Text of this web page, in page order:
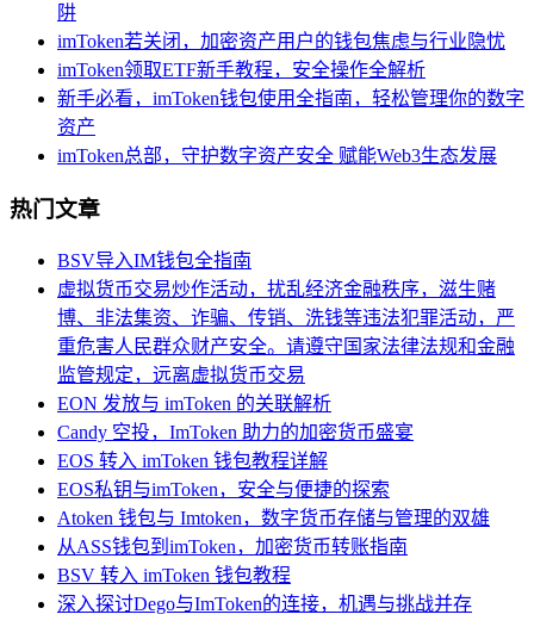
阱
imToken若关闭，加密资产用户的钱包焦虑与行业隐忧
imToken领取ETF新手教程，安全操作全解析
新手必看，imToken钱包使用全指南，轻松管理你的数字
资产
imToken总部，守护数字资产安全 赋能Web3生态发展
热门文章
BSV导入IM钱包全指南
虚拟货币交易炒作活动，扰乱经济金融秩序，滋生赌
博、非法集资、诈骗、传销、洗钱等违法犯罪活动，严
重危害人民群众财产安全。请遵守国家法律法规和金融
监管规定，远离虚拟货币交易
EON 发放与 imToken 的关联解析
Candy 空投，ImToken 助力的加密货币盛宴
EOS 转入 imToken 钱包教程详解
EOS私钥与imToken，安全与便捷的探索
Atoken 钱包与 Imtoken，数字货币存储与管理的双雄
从ASS钱包到imToken，加密货币转账指南
BSV 转入 imToken 钱包教程
深入探讨Dego与ImToken的连接，机遇与挑战并存